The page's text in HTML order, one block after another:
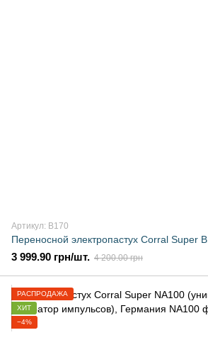
Артикул: B170
Переносной электропастух Corral Super
3 999.90 грн/шт. 4 200.00 грн
РАСПРОДАЖА
ХИТ
−4%